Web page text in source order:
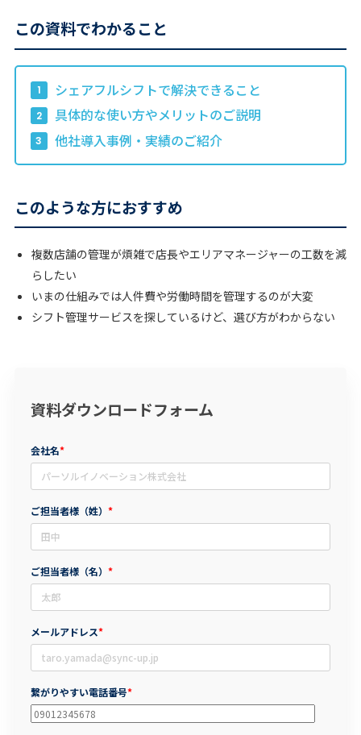
この資料でわかること
シェアフルシフトで解決できること
具体的な使い方やメリットのご説明
他社導入事例・実績のご紹介
このような方におすすめ
複数店舗の管理が煩雑で店長やエリアマネージャーの工数を減
らしたい
いまの仕組みでは人件費や労働時間を管理するのが大変
シフト管理サービスを探しているけど、選び方がわからない
資料ダウンロードフォーム
会社名*
ご担当者様（姓） *
ご担当者様（名） *
メールアドレス*
繋がりやすい電話番号*